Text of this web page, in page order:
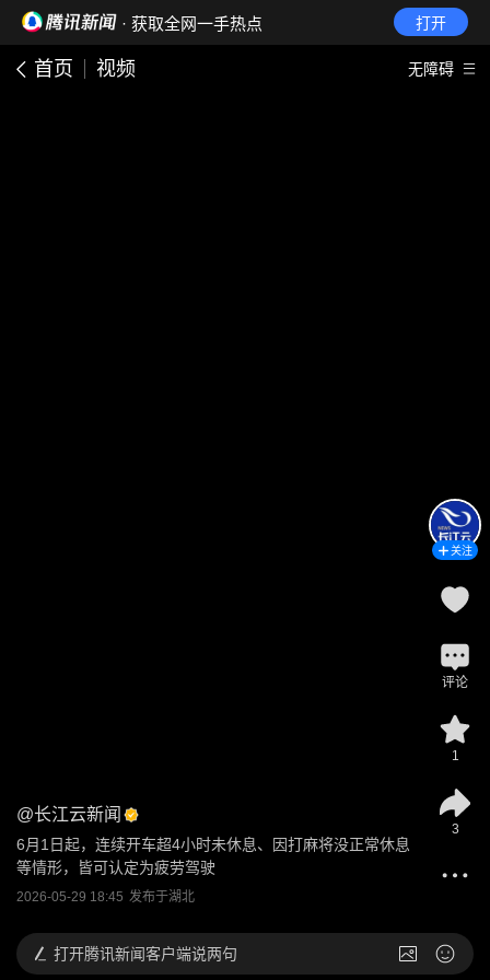
· 获取全网一手热点 打开
首页 视频 无障碍
@长江云新闻
6月1日起，连续开车超4小时未休息、因打麻将没正常休息
等情形，皆可认定为疲劳驾驶
2026-05-29 18:45 发布于湖北
关注
评论
1
3
打开腾讯新闻客户端说两句